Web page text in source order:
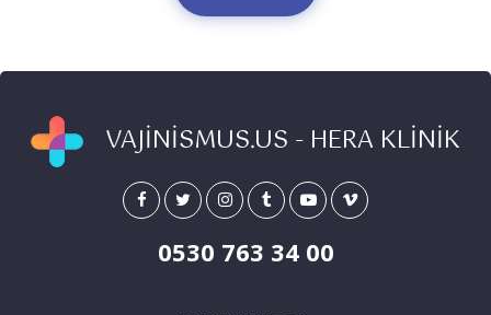
VAJİNİSMUS.US - HERA KLİNİK
0530 763 34 00